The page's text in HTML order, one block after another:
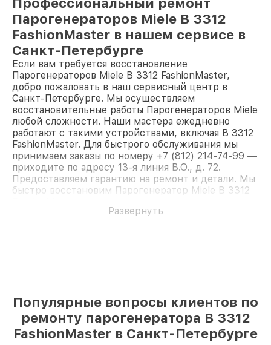
Парогенераторов Miele B 3312
FashionMaster в нашем сервисе в
Санкт-Петербурге
Если вам требуется восстановление
Парогенераторов Miele B 3312 FashionMaster,
добро пожаловать в наш сервисный центр в
Санкт-Петербурге. Мы осуществляем
восстановительные работы Парогенераторов Miele
любой сложности. Наши мастера ежедневно
работают с такими устройствами, включая B 3312
FashionMaster. Для быстрого обслуживания мы
принимаем заказы по номеру +7 (812) 214-74-99 —
приходите по адресу 13-я линия В.О., д. 72.
Предоставляем гарантию на ремонт и детали. Мы
быстро восстановим Парогенератор Miele B 3312
Развернуть
Популярные вопросы клиентов по
ремонту парогенератора B 3312
FashionMaster в Санкт-Петербурге